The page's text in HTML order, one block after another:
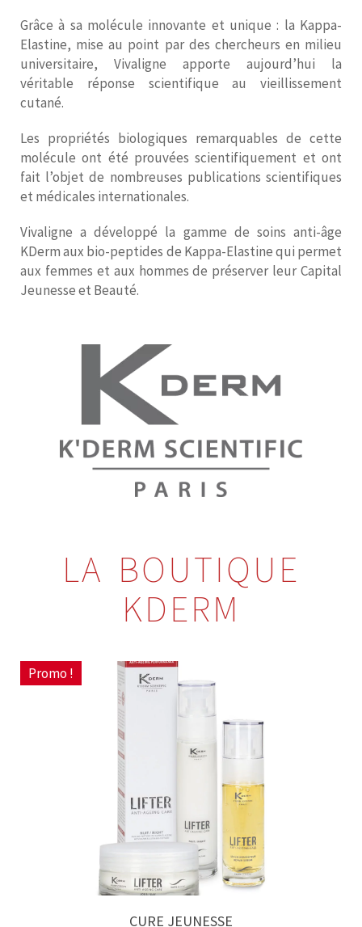
Grâce à sa molécule innovante et unique : la Kappa-
Elastine, mise au point par des chercheurs en milieu
universitaire, Vivaligne apporte aujourd’hui la
véritable réponse scientifique au vieillissement
cutané.
Les propriétés biologiques remarquables de cette
molécule ont été prouvées scientifiquement et ont
fait l’objet de nombreuses publications scientifiques
et médicales internationales.
Vivaligne a développé la gamme de soins anti-âge
KDerm aux bio-peptides de Kappa-Elastine qui permet
aux femmes et aux hommes de préserver leur Capital
Jeunesse et Beauté.
LA BOUTIQUE
KDERM
Promo !
CURE JEUNESSE